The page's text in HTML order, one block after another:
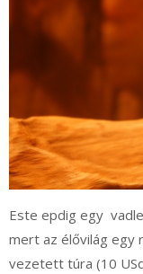
Este epdig egy
mert az élővilág egy
vezetett túra (10